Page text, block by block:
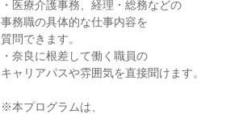
・医療介護事務、経理・総務などの
事務職の具体的な仕事内容を
質問できます。
・奈良に根差して働く職員の
キャリアパスや雰囲気を直接聞けます。
※本プログラムは、